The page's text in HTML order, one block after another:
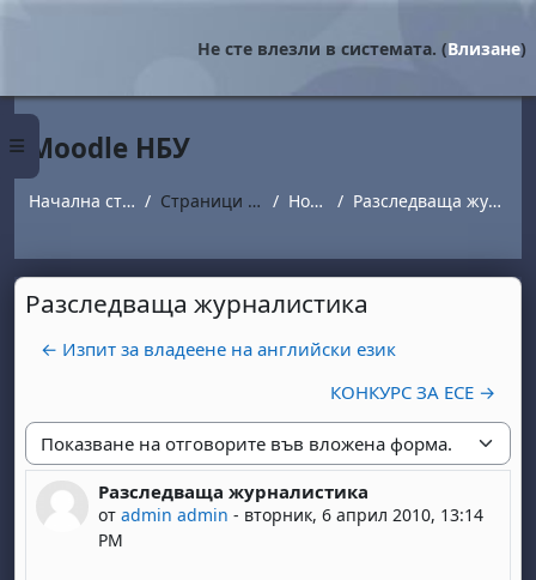
Страничен панел
Не сте влезли в системата. (Влизане)
Moodle НБУ
Начална страница Страници от сайта Новини Разследваща журналистика
Разследваща журналистика
← Изпит за владеене на английски език
КОНКУРС ЗА ЕСЕ →
Начин на показване
Разследваща журналистика
от admin admin - вторник, 6 април 2010, 13:14
PM
Number of replies: 0